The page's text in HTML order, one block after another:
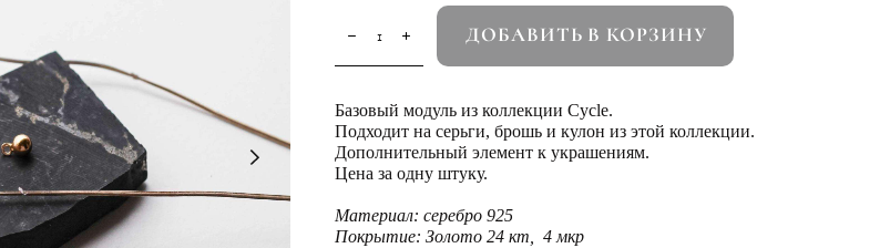
ДОБАВИТЬ В КОРЗИНУ
Базовый модуль из коллекции Cycle.
Подходит на серьги, брошь и кулон из этой коллекции.
Дополнительный элемент к украшениям.
Цена за одну штуку.
Материал: серебро 925
Покрытие: Золото 24 кт, 4 мкр